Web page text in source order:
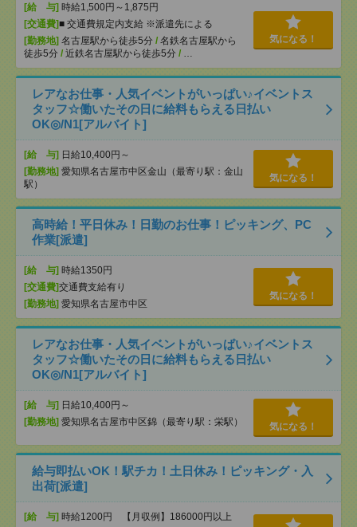
[給 与] 時給1,500円～1,875円
[交通費]■ 交通費規定内支給 ※派遣先による
[勤務地] 名古屋駅から徒歩5分 / 名鉄名古屋駅から
徒歩5分 / 近鉄名古屋駅から徒歩5分 / …
気になる！
レアなお仕事・人気イベントがいっぱい♪イベントス
タッフ☆働いたその日に給料もらえる日払い
OK◎/N1[アルバイト]
[給 与] 日給10,400円～
[勤務地] 愛知県名古屋市中区金山（最寄り駅：金山
駅）
気になる！
高時給！平日休み！日勤のお仕事！ピッキング、PC
作業[派遣]
[給 与] 時給1350円
[交通費]交通費支給有り
[勤務地] 愛知県名古屋市中区
気になる！
レアなお仕事・人気イベントがいっぱい♪イベントス
タッフ☆働いたその日に給料もらえる日払い
OK◎/N1[アルバイト]
[給 与] 日給10,400円～
[勤務地] 愛知県名古屋市中区錦（最寄り駅：栄駅） 気になる！
給与即払いOK！駅チカ！土日休み！ピッキング・入
出荷[派遣]
[給 与] 時給1200円 【月収例】186000円以上